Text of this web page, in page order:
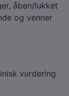
åben/lukket
og venner
vurdering